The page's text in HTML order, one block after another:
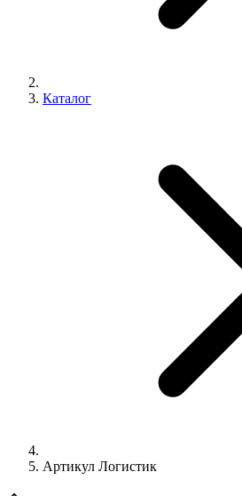
Каталог
Артикул Логистик